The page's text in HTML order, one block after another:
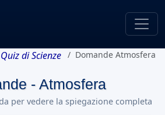
Quiz di Scienze Domande Atmosfera
- Atmosfera
per vedere la spiegazione completa